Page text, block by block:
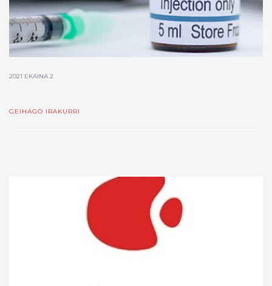
2021 EKAINA 2
GEIHAGO IRAKURRI